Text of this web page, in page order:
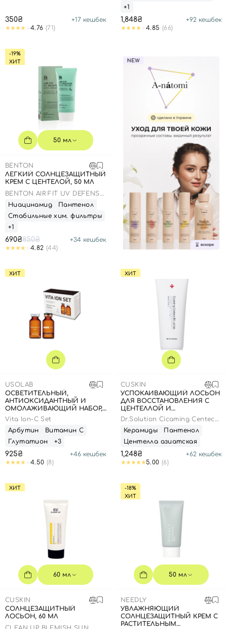
350₴ +17 кешбек
4.76 (71)
+1
1,848₴ +92 кешбек
4.85 (66)
-19%
ХИТ
50 мл
BENTON
ЛЕГКИЙ СОЛНЦЕЗАЩИТНЫЙ
КРЕМ С ЦЕНТЕЛОЙ, 50 МЛ
BENTON AIR FIT UV DEFENSE
SUN CREAM SPF50
Ниацинамид
Пантенол
Стабильные хим. фильтры
+1
690₴850₴ +34 кешбек
4.82 (44)
ХИТ
USOLAB
ОСВЕТИТЕЛЬНЫЙ,
АНТИОКСИДАНТНЫЙ И
ОМОЛАЖИВАЮЩИЙ НАБОР,
20 МЛ + 1,5 Г
Vita Ion-C Set
Арбутин
Витамин С
Глутатион
+3
925₴ +46 кешбек
4.50 (8)
ХИТ
CUSKIN
УСПОКАИВАЮЩИЙ ЛОСЬОН
ДЛЯ ВОССТАНОВЛЕНИЯ С
ЦЕНТЕЛЛОЙ И
ПАНТЕНОЛОМ, 100 МЛ
Dr.Solution Cicaming Centeca
B5 Lotion
Керамиды
Пантенол
Центелла азиатская
1,248₴ +62 кешбек
5.00 (6)
ХИТ
60 мл
CUSKIN
СОЛНЦЕЗАЩИТНЫЙ
ЛОСЬОН, 60 МЛ
-18%
ХИТ
50 мл
NEEDLY
УВЛАЖНЯЮЩИЙ
СОЛНЦЕЗАЩИТНЫЙ КРЕМ С
РАСТИТЕЛЬНЫМ